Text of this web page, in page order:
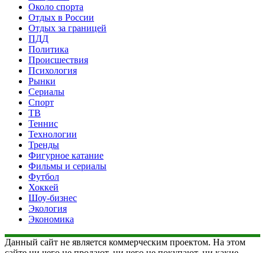
Около спорта
Отдых в России
Отдых за границей
ПДД
Политика
Происшествия
Психология
Рынки
Сериалы
Спорт
ТВ
Теннис
Технологии
Тренды
Фигурное катание
Фильмы и сериалы
Футбол
Хоккей
Шоу-бизнес
Экология
Экономика
Данный сайт не является коммерческим проектом. На этом